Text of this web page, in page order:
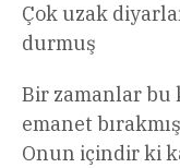
Çok uzak
durmuş
Bir zamanlar bu
emanet
Onun içindir ki